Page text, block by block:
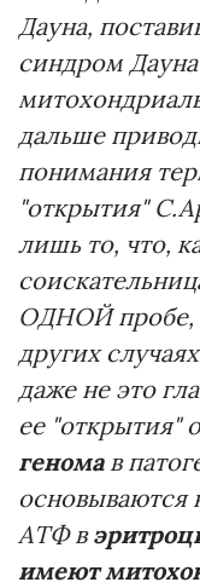
Дауна,
синдром Дауна
дальше
понимания
"открытия"
лишь то, что,
ОДНОЙ пробе,
других
даже не это
ее "открытия"
геномав
основываются
АТФ в
имеют